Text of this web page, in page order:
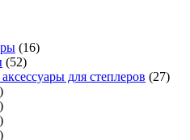
(16)
(52)
для степлеров (27)